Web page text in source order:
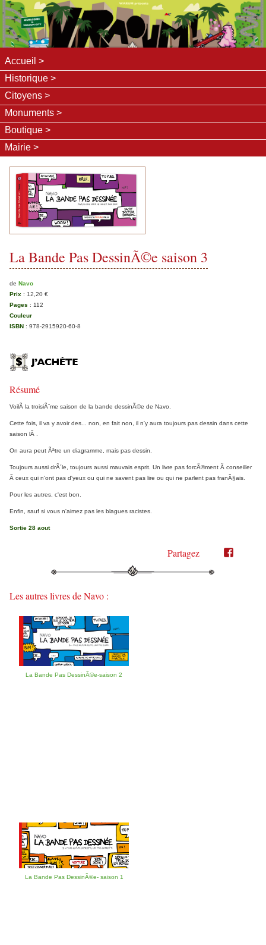
Accueil
Historique
Citoyens
Monuments
Boutique
Mairie
La Bande Pas DessinÃ©e saison 3
de Navo
Prix : 12,20 €
Pages : 112
Couleur
ISBN : 978-2915920-60-8
Résumé
VoilÃ la troisiÃ¨me saison de la bande dessinÃ©e de Navo.
Cette fois, il va y avoir des... non, en fait non, il n'y aura toujours pas dessin dans cette
saison lÃ .
On aura peut Ãªtre un diagramme, mais pas dessin.
Toujours aussi drÃ´le, toujours aussi mauvais esprit. Un livre pas forcÃ©ment Ã conseiller
Ã ceux qui n'ont pas d'yeux ou qui ne savent pas lire ou qui ne parlent pas franÃ§ais.
Pour les autres, c'est bon.
Enfin, sauf si vous n'aimez pas les blagues racistes.
Sortie 28 aout
Partagez
Partager
Twitter"
Partager
Les autres livres de Navo :
La Bande Pas DessinÃ©e-saison 2
La Bande Pas DessinÃ©e- saison 1